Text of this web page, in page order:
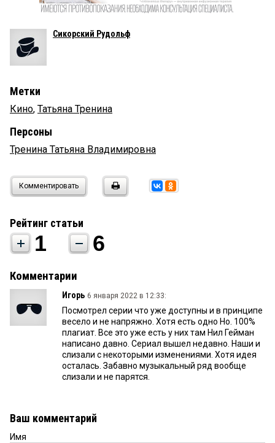
Сикорский Рудольф
Метки
Кино, Татьяна Тренина
Персоны
Тренина Татьяна Владимировна
Комментировать
Рейтинг статьи
1 6
Комментарии
Игорь 6 января 2022 в 12:33:
Посмотрел серии что уже доступны и в принципе
весело и не напряжно. Хотя есть одно Но. 100%
плагиат. Все это уже есть у них там Нил Гейман
написано давно. Сериал вышел недавно. Наши и
слизали с некоторыми изменениями. Хотя идея
осталась. Забавно музыкальный ряд вообще
слизали и не парятся.
Ваш комментарий
Имя